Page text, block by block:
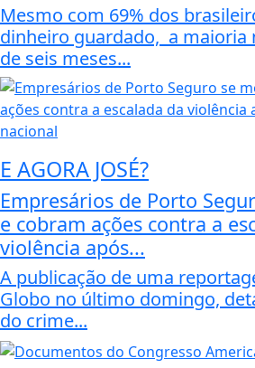
Mesmo com 69% dos
dinheiro guardado, a maioria
de seis meses...
E AGORA JOSÉ?
Empresários de Porto
e cobram ações contra a
violência após...
A publicação de uma
Globo no último domingo,
do crime...